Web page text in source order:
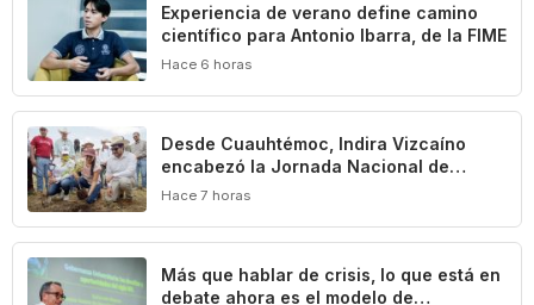
Experiencia de verano define camino
científico para Antonio Ibarra, de la FIME
Hace 6 horas
Desde Cuauhtémoc, Indira Vizcaíno
encabezó la Jornada Nacional de
Reforestación que puso en marcha la
Hace 7 horas
Más que hablar de crisis, lo que está en
debate ahora es el modelo de